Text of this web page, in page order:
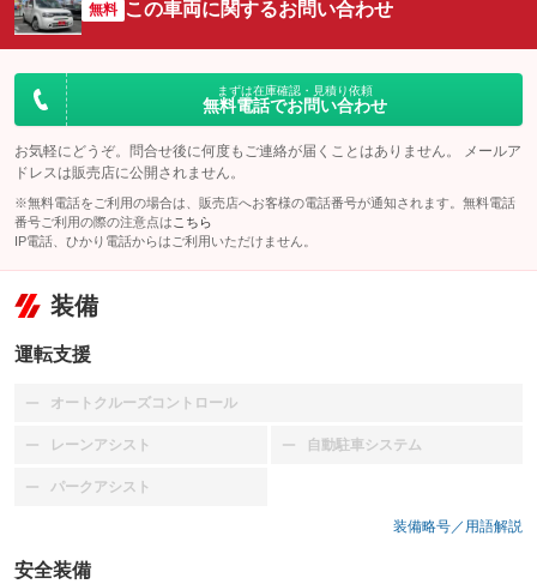
無料 この車両に関するお問い合わせ
まずは在庫確認・見積り依頼
無料電話でお問い合わせ
お気軽にどうぞ。問合せ後に何度もご連絡が届くことはありません。 メールア
ドレスは販売店に公開されません。
※無料電話をご利用の場合は、販売店へお客様の電話番号が通知されます。無料電話
番号ご利用の際の注意点は こちら
IP電話、ひかり電話からはご利用いただけません。
装備
運転支援
オートクルーズコントロール
：装備なし
レーンアシスト
：装備なし 自動駐車システム
：装備なし
パークアシスト
：装備なし
装備略号／用語解説
安全装備